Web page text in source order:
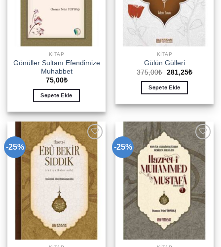
KITAP
Gönüller Sultanı Efendimize
Muhabbet
75,00₺
Sepete Ekle
KITAP
Gülün Gülleri
375,00₺ Orijinal
375,00₺.
281,25₺Şu
Sepete Ekle
-25%
Add to
wishlist
-25%
Add to
wishlist